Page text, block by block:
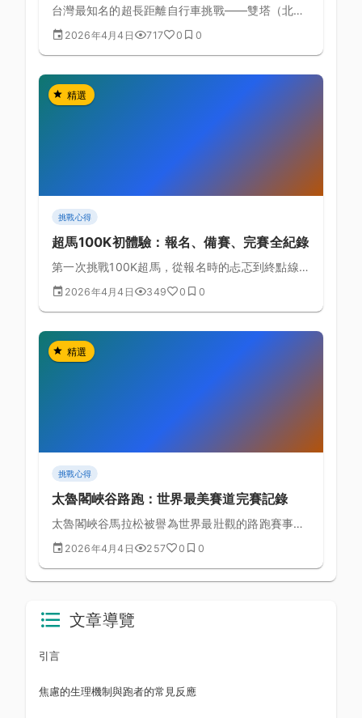
台灣最知名的超長距離自行車挑戰——雙塔（北燈
塔到南燈塔）約539公里完整路線規劃、備賽要點
與安全注意事項。
2026年4月4日 717 0 0
精選
挑戰心得
超馬100K初體驗：報名、備賽、完賽全紀錄
第一次挑戰100K超馬，從報名時的忐忑到終點線前
的熱淚盈眶，完整記錄一位普通跑者如何完成這項
極限超馬挑戰。
2026年4月4日 349 0 0
精選
挑戰心得
太魯閣峽谷路跑：世界最美賽道完賽記錄
太魯閣峽谷馬拉松被譽為世界最壯觀的路跑賽事之
一，本文詳細記錄完賽全過程、備賽策略與賽場上
的現場體驗要點。
2026年4月4日 257 0 0
文章導覽
引言
焦慮的生理機制與跑者的常見反應